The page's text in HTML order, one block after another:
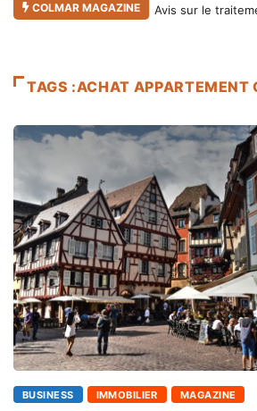
COLMAR MAGAZINE Avis sur le
TAGS :ACHAT APPARTEMENT
BUSINESS IMMOBILIER MAGAZINE